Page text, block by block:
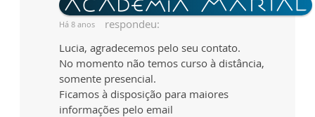
Há 8 anos
respondeu:
Lucia, agradecemos pelo seu contato.
No momento não temos curso à distância,
somente presencial.
Ficamos à disposição para maiores
informações pelo email